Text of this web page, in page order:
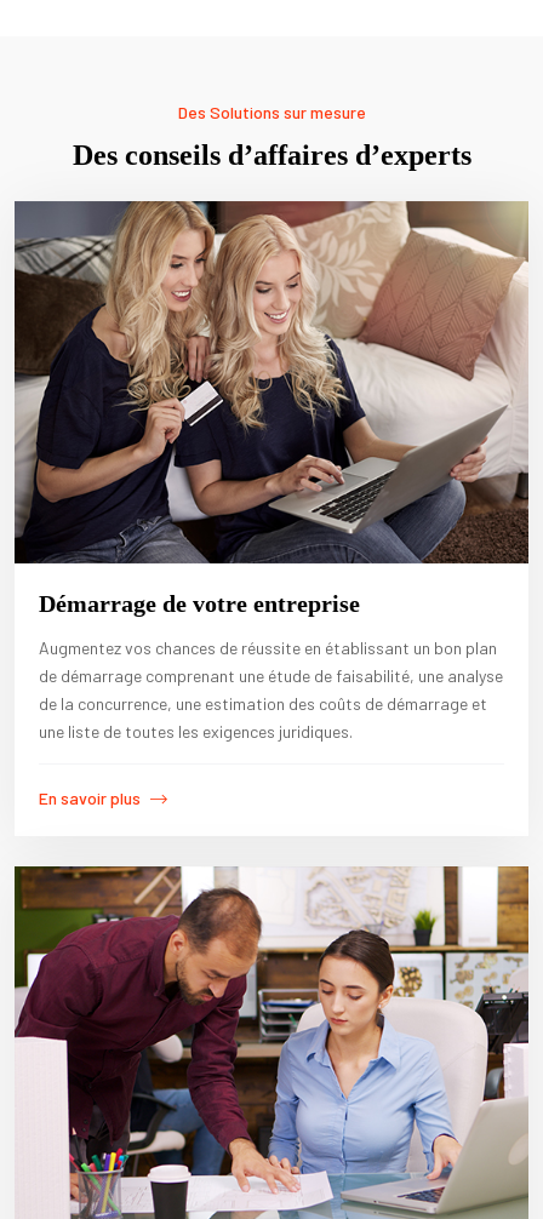
Des Solutions sur mesure
Des conseils d’affaires d’experts
Démarrage de votre entreprise
Augmentez vos chances de réussite en établissant un bon plan
de démarrage comprenant une étude de faisabilité, une analyse
de la concurrence, une estimation des coûts de démarrage et
une liste de toutes les exigences juridiques.
En savoir plus